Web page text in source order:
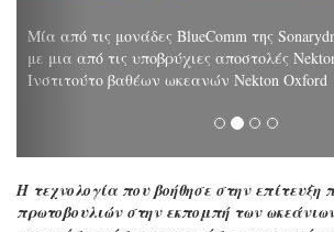
Μία από τις μονάδες BlueComm της
με μια από τις υποβρύχιες αποστολές
Ινστιτούτο βαθέων ωκεανών Nekton Oxford
Η τεχνολογία που βοήθησε στην επίτευξη
πρωτοβουλιών στην εκπομπή των